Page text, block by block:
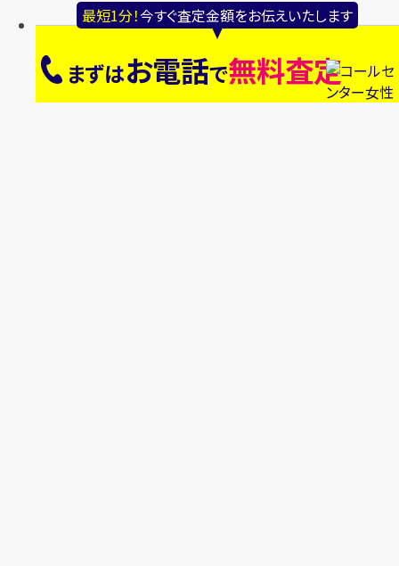
最短1分！今すぐ査定金額をお伝えいたします
まずはお電話で無料査定